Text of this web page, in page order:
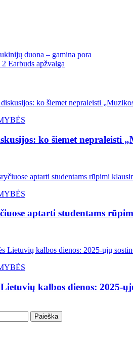
duona – gamina pora
Earbuds apžvalga
ko šiemet nepraleisti
aptarti studentams
kalbos dienos: 2025-